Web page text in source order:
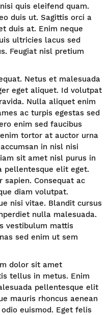
quis eleifend quam.
duis ut. Sagittis orci a
duis at. Enim neque
ultricies lacus sed
Feugiat nisl pretium
Netus et malesuada
eget aliquet. Id volutpat
Nulla aliquet enim
ac turpis egestas sed
enim sed faucibus
tortor at auctor urna
in nisl nisi
sit amet nisl purus in
pellentesque elit eget.
sapien. Consequat ac
diam volutpat.
nisi vitae. Blandit cursus
nulla malesuada.
vestibulum mattis
sed enim ut sem
dolor sit amet
tellus in metus. Enim
pellentesque elit
mauris rhoncus aenean
euismod. Eget felis